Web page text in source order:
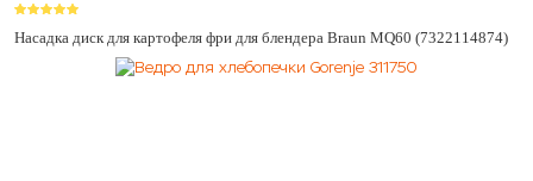
Насадка диск для картофеля фри для блендера Braun MQ60 (7322114874)